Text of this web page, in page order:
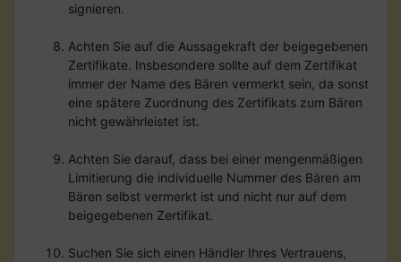
signieren.
Achten Sie auf die Aussagekraft der beigegebenen
Zertifikate. Insbesondere sollte auf dem Zertifikat
immer der Name des Bären vermerkt sein, da sonst
eine spätere Zuordnung des Zertifikats zum Bären
nicht gewährleistet ist.
Achten Sie darauf, dass bei einer mengenmäßigen
Limitierung die individuelle Nummer des Bären am
Bären selbst vermerkt ist und nicht nur auf dem
beigegebenen Zertifikat.
Suchen Sie sich einen Händler Ihres Vertrauens,